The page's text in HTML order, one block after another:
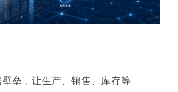
垒，让生产、销售、库存等